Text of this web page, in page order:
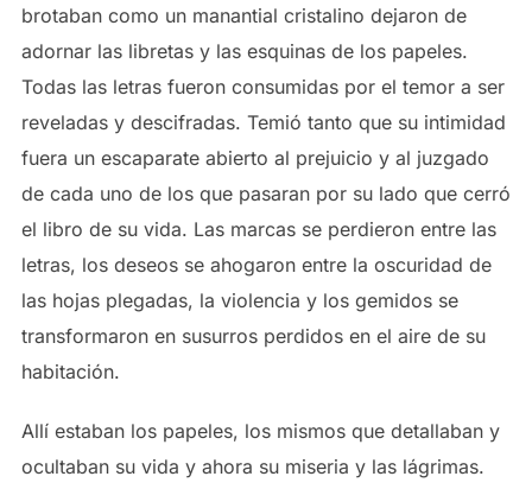
brotaban como un manantial cristalino dejaron de
adornar las libretas y las esquinas de los papeles.
Todas las letras fueron consumidas por el temor a ser
reveladas y descifradas. Temió tanto que su intimidad
fuera un escaparate abierto al prejuicio y al juzgado
de cada uno de los que pasaran por su lado que cerró
el libro de su vida. Las marcas se perdieron entre las
letras, los deseos se ahogaron entre la oscuridad de
las hojas plegadas, la violencia y los gemidos se
transformaron en susurros perdidos en el aire de su
habitación.
Allí estaban los papeles, los mismos que detallaban y
ocultaban su vida y ahora su miseria y las lágrimas.